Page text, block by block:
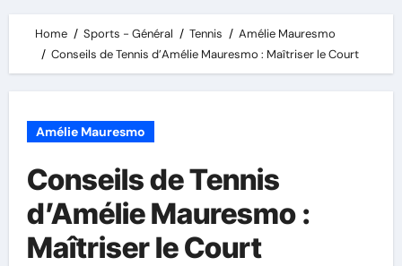
Home Sports - Général Tennis
Amélie Mauresmo
Conseils de Tennis d’Amélie Mauresmo : Maîtriser le Court
Amélie Mauresmo
Conseils de Tennis
d’Amélie Mauresmo :
Maîtriser le Court